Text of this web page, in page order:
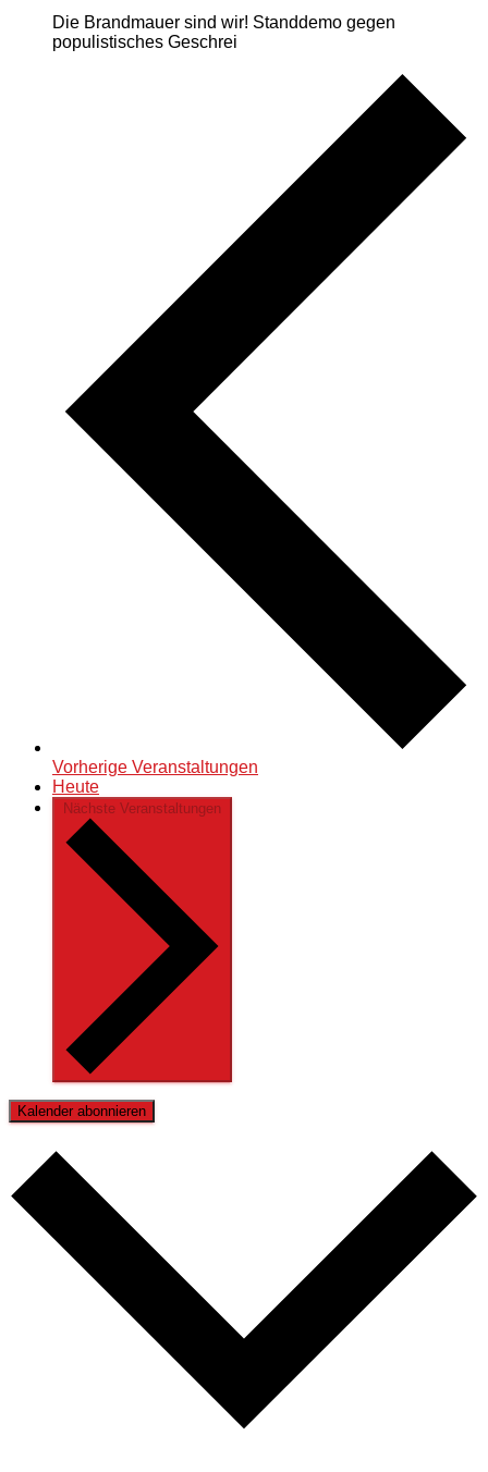
Die Brandmauer sind wir! Standdemo gegen
populistisches Geschrei
Vorherige Veranstaltungen
Heute
Nächste Veranstaltungen
Kalender abonnieren